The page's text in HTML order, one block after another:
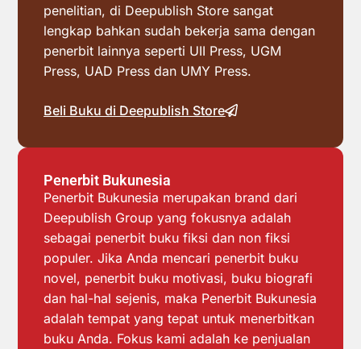
penelitian, di Deepublish Store sangat
lengkap bahkan sudah bekerja sama dengan
penerbit lainnya seperti UII Press, UGM
Press, UAD Press dan UMY Press.
Beli Buku di Deepublish Store
Penerbit Bukunesia
Penerbit Bukunesia merupakan brand dari
Deepublish Group yang fokusnya adalah
sebagai penerbit buku fiksi dan non fiksi
populer. Jika Anda mencari penerbit buku
novel, penerbit buku motivasi, buku biografi
dan hal-hal sejenis, maka Penerbit Bukunesia
adalah tempat yang tepat untuk menerbitkan
buku Anda. Fokus kami adalah ke penjualan